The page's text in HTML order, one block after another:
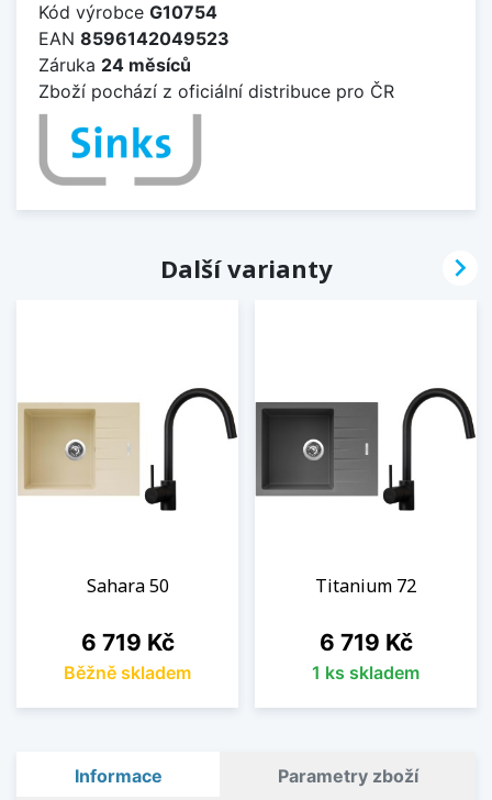
Kód výrobce G10754
EAN 8596142049523
Záruka 24 měsíců
Zboží pochází z oficiální distribuce pro ČR
Další varianty
Sahara 50
Cena
6 719 Kč
Běžně skladem
Titanium 72
Cena
6 719 Kč
1 ks skladem

Informace Parametry zboží